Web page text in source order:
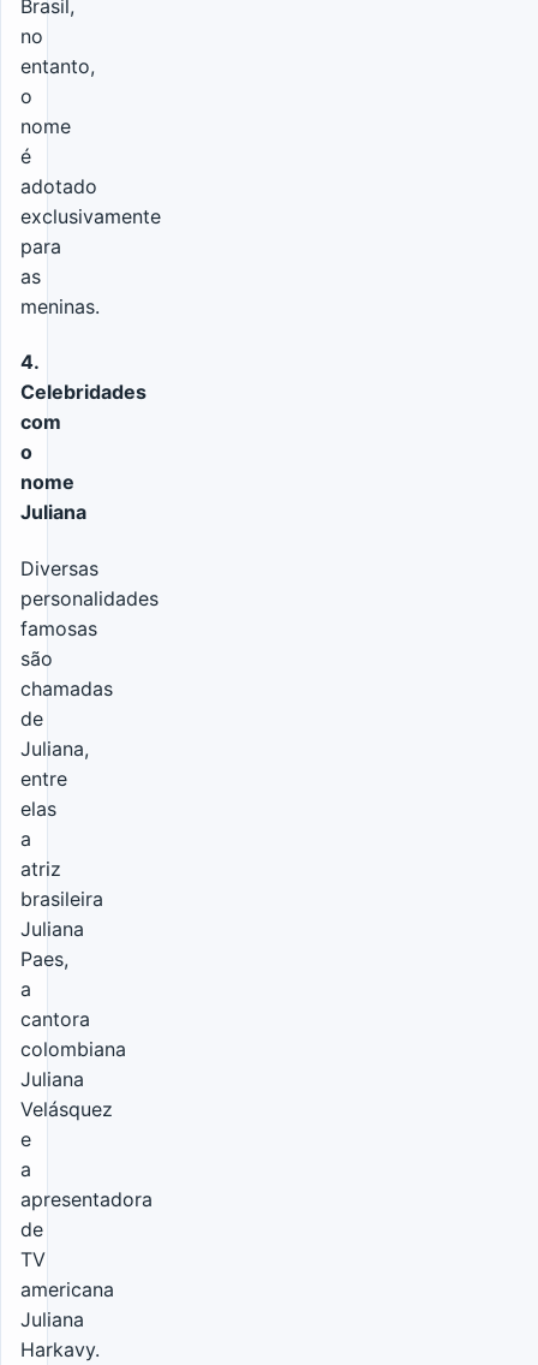
Brasil,
no
entanto,
o
nome
é
adotado
exclusivamente
para
as
meninas.
4.
Celebridades
com
o
nome
Juliana
Diversas
personalidades
famosas
são
chamadas
de
Juliana,
entre
elas
a
atriz
brasileira
Juliana
Paes,
a
cantora
colombiana
Juliana
Velásquez
e
a
apresentadora
de
TV
americana
Juliana
Harkavy.